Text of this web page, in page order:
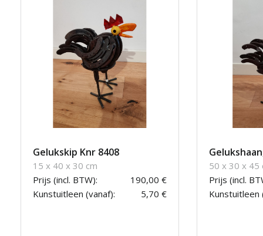
Gelukskip Knr 8408
15 x 40 x 30 cm
Prijs (incl. BTW):
190,00 €
Kunstuitleen (vanaf):
5,70 €
50 x 30 x 45
Prijs (incl.
Kunstuitleen